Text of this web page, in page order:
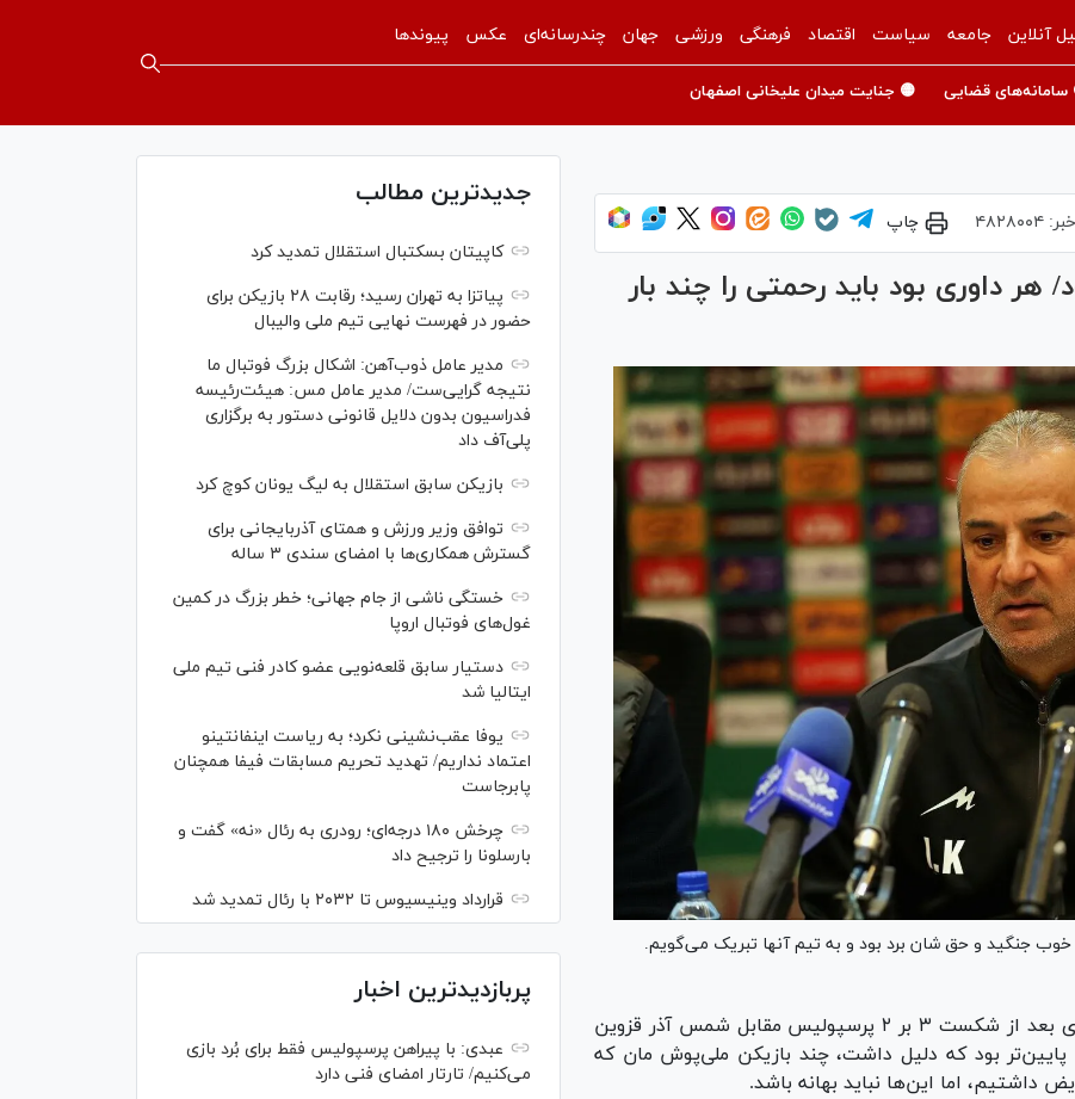
آنلاین جامعه سیاست اقتصاد فرهنگی ورزشی جهان چندرسانه‌ای عکس پیوندها
سامانه‌های قضایی 🟡 جنایت میدان علیخانی اصفهان
۴۸۲۸۰۰۴ چاپ
داوری بود باید رحمتی را چند بار
جنگید و حق شان برد بود و به تیم آنها تبریک می‌گویم.
اسماعیل کارتال در نشست خبری بعد از شکست ۳ بر ۲ پرسپولیس مقابل شمس آذر قزوین
پایین‌تر بود که دلیل داشت، چند بازیکن ملی‌پوش مان که
داشتیم، اما این‌ها نباید بهانه باشد.
جدیدترین مطالب
کاپیتان بسکتبال استقلال تمدید کرد
پیاتزا به تهران رسید؛ رقابت ۲۸ بازیکن برای
حضور در فهرست نهایی تیم ملی والیبال
مدیر عامل ذوب‌آهن: اشکال بزرگ فوتبال ما
نتیجه گرایی‌ست/ مدیر عامل مس: هیئت‌رئیسه
فدراسیون بدون دلایل قانونی دستور به برگزاری
پلی‌آف داد
بازیکن سابق استقلال به لیگ یونان کوچ کرد
توافق وزیر ورزش و همتای آذربایجانی برای
گسترش همکاری‌ها با امضای سندی ۳ ساله
خستگی ناشی از جام جهانی؛ خطر بزرگ در کمین
غول‌های فوتبال اروپا
دستیار سابق قلعه‌نویی عضو کادر فنی تیم ملی
ایتالیا شد
یوفا عقب‌نشینی نکرد؛ به ریاست اینفانتینو
اعتماد نداریم/ تهدید تحریم مسابقات فیفا همچنان
پابرجاست
چرخش ۱۸۰ درجه‌ای؛ رودری به رئال «نه» گفت و
بارسلونا را ترجیح داد
قرارداد وینیسیوس تا ۲۰۳۲ با رئال‌ تمدید شد
پربازدیدترین اخبار
عبدی: با پیراهن پرسپولیس فقط برای بُرد بازی
می‌کنیم/ تارتار امضای فنی دارد